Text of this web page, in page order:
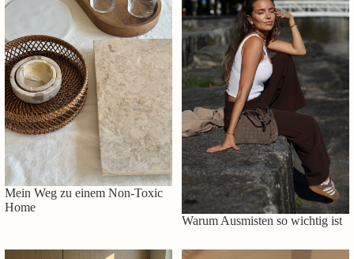
Mein Weg zu einem Non-Toxic
Home
Warum Ausmisten so wichtig ist